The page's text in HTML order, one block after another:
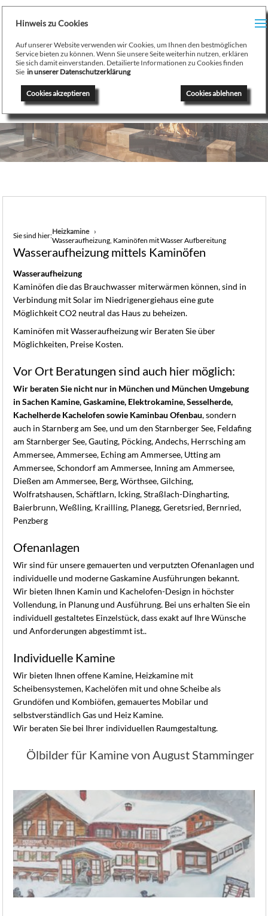
/
Hinweis zu Cookies
Auf unserer Website verwenden wir Cookies, um Ihnen den bestmöglichen
Service bieten zu können. Wenn Sie unsere Seite weiterhin nutzen, erklären
Sie sich damit einverstanden. Detailierte Informationen zu Cookies finden
Sie in unserer Datenschutzerklärung
Cookies ablehnen
Cookies akzeptieren
August Stamminger
Beratung - Planung - Ausführung - Wartung - Reparatur
Ofenbau Kaminbau Gaskamine Kachelofen Heizkamine
Sie sind hier:Heizkamine
Wasseraufheizung, Kaminöfen mit Wasser Aufbereitung
Wasseraufheizung mittels Kaminöfen
Wasseraufheizung
Kaminöfen die das Brauchwasser miterwärmen können, sind in
Verbindung mit Solar im Niedrigenergiehaus eine gute
Möglichkeit CO2 neutral das Haus zu beheizen.
Kaminöfen mit Wasseraufheizung wir Beraten Sie über
Möglichkeiten, Preise Kosten.
Vor Ort Beratungen sind auch hier möglich:
Wir beraten Sie nicht nur in München und München Umgebung
in Sachen Kamine, Gaskamine, Elektrokamine, Sesselherde,
Kachelherde Kachelofen sowie Kaminbau Ofenbau, sondern
auch in Starnberg am See, und um den Starnberger See, Feldafing
am Starnberger See, Gauting, Pöcking, Andechs, Herrsching am
Ammersee, Ammersee, Eching am Ammersee, Utting am
Ammersee, Schondorf am Ammersee, Inning am Ammersee,
Dießen am Ammersee, Berg, Wörthsee, Gilching,
Wolfratshausen, Schäftlarn, Icking, Straßlach-Dingharting,
Baierbrunn, Weßling, Krailling, Planegg, Geretsried, Bernried,
Penzberg
Ofenanlagen
Wir sind für unsere gemauerten und verputzten Ofenanlagen und
individuelle und moderne Gaskamine Ausführungen bekannt.
Wir bieten Ihnen Kamin und Kachelofen-Design in höchster
Vollendung, in Planung und Ausführung. Bei uns erhalten Sie ein
individuell gestaltetes Einzelstück, dass exakt auf Ihre Wünsche
und Anforderungen abgestimmt ist..
Individuelle Kamine
Wir bieten Ihnen offene Kamine, Heizkamine mit
Scheibensystemen, Kachelöfen mit und ohne Scheibe als
Grundöfen und Kombiöfen, gemauertes Mobilar und
selbstverständlich Gas und Heiz Kamine.
Wir beraten Sie bei Ihrer individuellen Raumgestaltung.
Ölbilder für Kamine von August Stamminger